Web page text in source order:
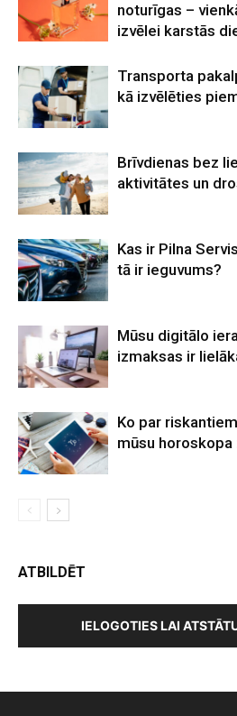
noturīgas –
izvēlei karstās
Transporta
kā izvēlēties
Brīvdienas bez
aktivitātes un
Kas ir Pilna
tā ir ieguvums?
Mūsu digitālo
izmaksas ir
Ko par
mūsu horoskopa
ATBILDĒT
IELOGOTIES LAI